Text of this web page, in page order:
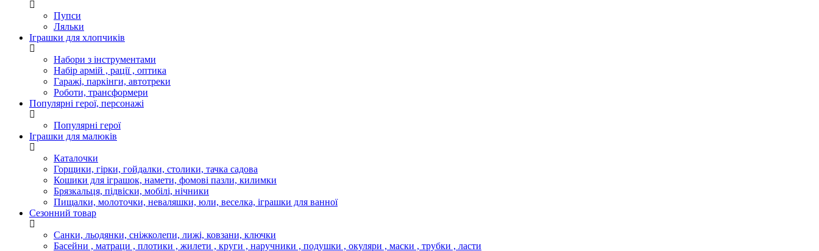
Пупси
Ляльки
Іграшки для хлопчиків
Набори з інструментами
Набір армій , рації , оптика
Гаражі, паркінги, автотреки
Роботи, трансформери
Популярні герої, персонажі
Популярні герої
Іграшки для малюків
Каталочки
Горщики, гірки, гойдалки, столики, тачка садова
Кошики для іграшок, намети, фомові пазли, килимки
Брязкальця, підвіски, мобілі, нічники
Пищалки, молоточки, неваляшки, юли, веселка, іграшки для ванної
Сезонний товар
Санки, льодянки, сніжколепи, лижі, ковзани, ключки
Басейни , матраци , плотики , жилети , круги , наручники , подушки , окуляри , маски , трубки , ласти